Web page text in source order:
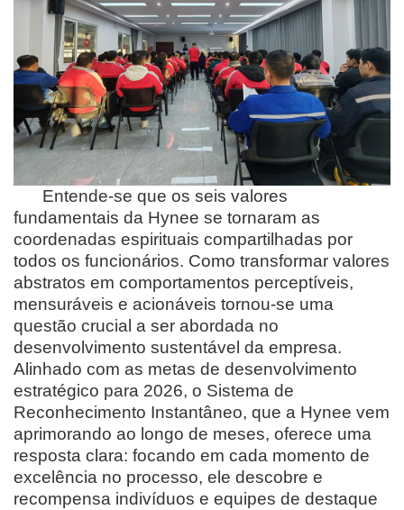
Entende-se que os seis valores
fundamentais da Hynee se tornaram as
coordenadas espirituais compartilhadas por
todos os funcionários. Como transformar valores
abstratos em comportamentos perceptíveis,
mensuráveis ​​e acionáveis ​​tornou-se uma
questão crucial a ser abordada no
desenvolvimento sustentável da empresa.
Alinhado com as metas de desenvolvimento
estratégico para 2026, o Sistema de
Reconhecimento Instantâneo, que a Hynee vem
aprimorando ao longo de meses, oferece uma
resposta clara: focando em cada momento de
excelência no processo, ele descobre e
recompensa indivíduos e equipes de destaque